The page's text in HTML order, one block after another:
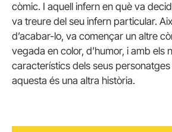
còmic. I aquell infern en què va
va treure del seu infern particular.
d’acabar-lo, va començar un altre
vegada en color, d’humor, i amb els
característics dels seus
aquesta és una altra història.